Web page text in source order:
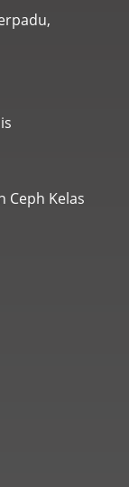
Ceph Kelas